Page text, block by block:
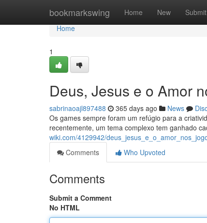
bookmarkswing Home New Submit
Home
Home
1
Deus, Jesus e o Amor
sabrinaoajl897488 365 days ago News
Os games sempre foram um refúgio para a
recentemente, um tema complexo tem ganhado
wiki.com/4129942/
Comments
Who Upvoted
Comments
Submit a Comment
No HTML